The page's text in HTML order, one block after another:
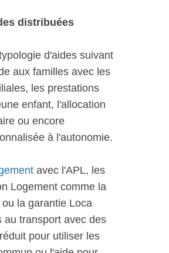
distribuées
d'aides suivant
aux familles avec les
les prestations
enfant, l'allocation
ou encore
à l'autonomie.
avec l'APL, les
Logement comme la
ou la garantie Loca
au transport avec des
pour utiliser les